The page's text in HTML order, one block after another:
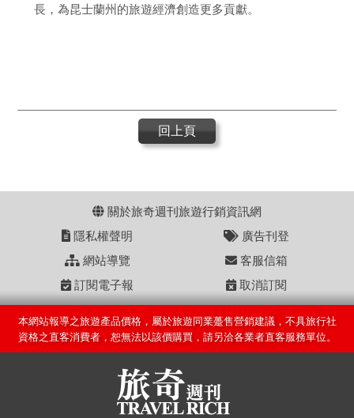
長，為昆士蘭州的旅遊經濟創造更多貢獻。
回上頁
關於旅奇週刊旅遊行銷資訊網
隱私權聲明
廣告刊登
網站導覽
客服信箱
訂閱電子報
取消訂閱
本網站報導之旅遊產品價格，屬於旅遊同業躉售營銷建議，不具旅行社
資格之直客消費者，恕無法以該價購買，請另洽各業者直客服務單位。